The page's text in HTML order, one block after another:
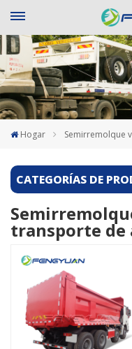
Hogar Semirremolque
CATEGORÍAS DE
transporte de